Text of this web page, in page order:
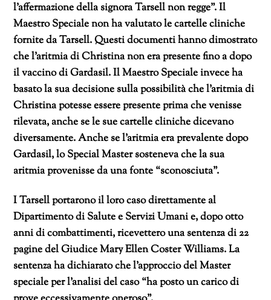
l’affermazione della signora Tarsell non regge”. Il
Maestro Speciale non ha valutato le cartelle cliniche
fornite da Tarsell. Questi documenti hanno dimostrato
che l’aritmia di Christina non era presente fino a dopo
il vaccino di Gardasil. Il Maestro Speciale invece ha
basato la sua decisione sulla possibilità che l’aritmia di
Christina potesse essere presente prima che venisse
rilevata, anche se le sue cartelle cliniche dicevano
diversamente. Anche se l’aritmia era prevalente dopo
Gardasil, lo Special Master sosteneva che la sua
aritmia provenisse da una fonte “sconosciuta”.
I Tarsell portarono il loro caso direttamente al
Dipartimento di Salute e Servizi Umani e, dopo otto
anni di combattimenti, ricevettero una sentenza di 22
pagine del Giudice Mary Ellen Coster Williams. La
sentenza ha dichiarato che l’approccio del Master
speciale per l’analisi del caso “ha posto un carico di